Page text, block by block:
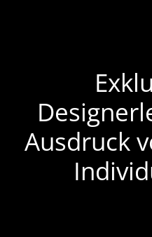
Ausdruck